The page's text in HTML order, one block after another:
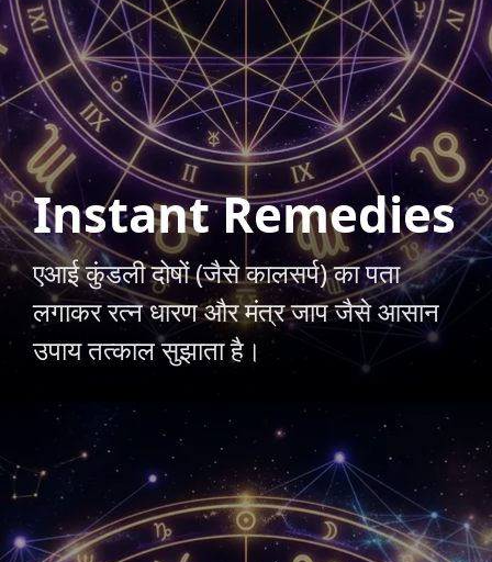
Instant Remedies
एआई कुंडली दोषों (जैसे कालसर्प) का पता
लगाकर रत्न धारण और मंत्र जाप जैसे आसान
उपाय तत्काल सुझाता है।